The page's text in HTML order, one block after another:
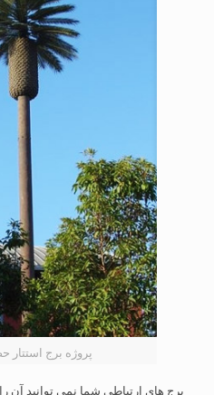
پروژه برج استتار
برج های ارتباطی شما نمی توانید آن